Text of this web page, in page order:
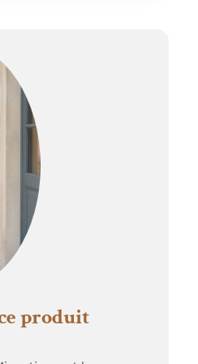
un bel écrin bleu
produit